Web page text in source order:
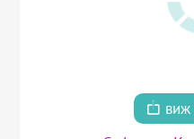
виж